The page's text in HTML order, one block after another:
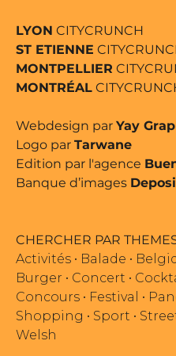
LYON CITYCRUNCH
ST ETIENNE
MONTPELLIER
MONTRÉAL
Webdesign par Yay
Logo par Tarwane
Edition par l'agence
Banque d’images
CHERCHER PAR
Activités • Balade •
Burger • Concert •
Concours • Festival •
Shopping • Sport •
Welsh